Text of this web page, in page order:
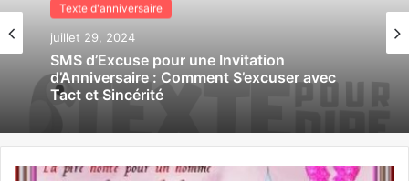
Texte d'anniversaire
juillet 29, 2024
SMS d’Excuse pour une Invitation
d’Anniversaire : Comment S’excuser avec
Tact et Sincérité